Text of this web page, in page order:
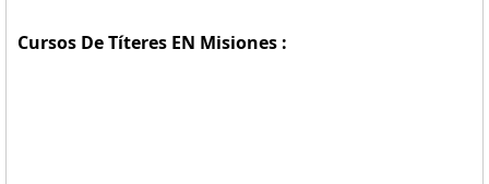
Cursos De Títeres EN Misiones :